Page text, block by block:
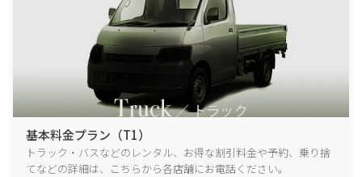
基本料金プラン（T1）
トラック・バスなどのレンタル、お得な割引料金や予約、乗り捨
てなどの詳細は、こちらから各店舗にお電話ください。